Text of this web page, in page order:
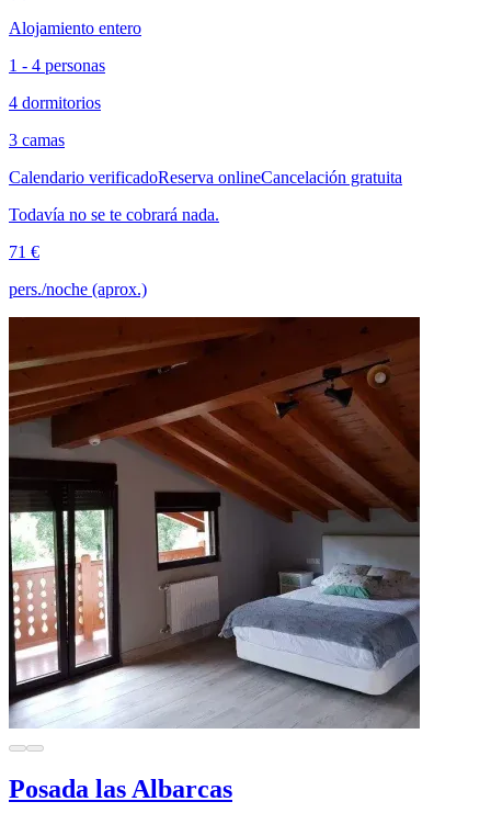
Alojamiento entero
1 - 4 personas
4 dormitorios
3 camas
Calendario verificadoReserva onlineCancelación gratuita
Todavía no se te cobrará nada.
71 €
pers./noche (aprox.)
Posada las Albarcas